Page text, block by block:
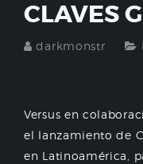
CLAVES
darkmonstr
Versus en
el lanzamiento de
en Latinoamérica,